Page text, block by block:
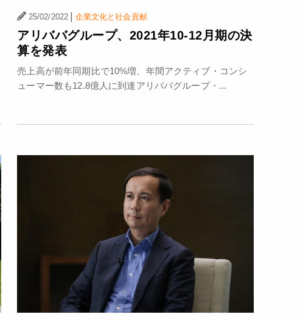
25/02/2022 | 企業文化と社会貢献
アリババグループ、2021年10-12月期の決
算を発表
売上高が前年同期比で10%増、年間アクティブ・コンシ
ューマー数も12.8億人に到達アリババグループ・...